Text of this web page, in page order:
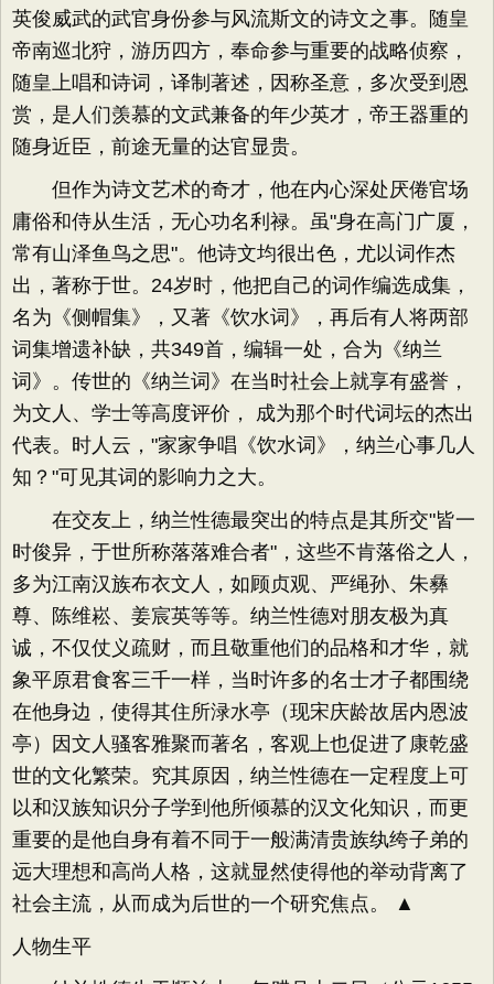
英俊威武的武官身份参与风流斯文的诗文之事。随皇
帝南巡北狩，游历四方，奉命参与重要的战略侦察，
随皇上唱和诗词，译制著述，因称圣意，多次受到恩
赏，是人们羡慕的文武兼备的年少英才，帝王器重的
随身近臣，前途无量的达官显贵。
但作为诗文艺术的奇才，他在内心深处厌倦官场
庸俗和侍从生活，无心功名利禄。虽"身在高门广厦，
常有山泽鱼鸟之思"。他诗文均很出色，尤以词作杰
出，著称于世。24岁时，他把自己的词作编选成集，
名为《侧帽集》，又著《饮水词》，再后有人将两部
词集增遗补缺，共349首，编辑一处，合为《纳兰
词》。传世的《纳兰词》在当时社会上就享有盛誉，
为文人、学士等高度评价， 成为那个时代词坛的杰出
代表。时人云，"家家争唱《饮水词》，纳兰心事几人
知？"可见其词的影响力之大。
在交友上，纳兰性德最突出的特点是其所交"皆一
时俊异，于世所称落落难合者"，这些不肯落俗之人，
多为江南汉族布衣文人，如顾贞观、严绳孙、朱彝
尊、陈维崧、姜宸英等等。纳兰性德对朋友极为真
诚，不仅仗义疏财，而且敬重他们的品格和才华，就
象平原君食客三千一样，当时许多的名士才子都围绕
在他身边，使得其住所渌水亭（现宋庆龄故居内恩波
亭）因文人骚客雅聚而著名，客观上也促进了康乾盛
世的文化繁荣。究其原因，纳兰性德在一定程度上可
以和汉族知识分子学到他所倾慕的汉文化知识，而更
重要的是他自身有着不同于一般满清贵族纨绔子弟的
远大理想和高尚人格，这就显然使得他的举动背离了
社会主流，从而成为后世的一个研究焦点。 ▲
人物生平